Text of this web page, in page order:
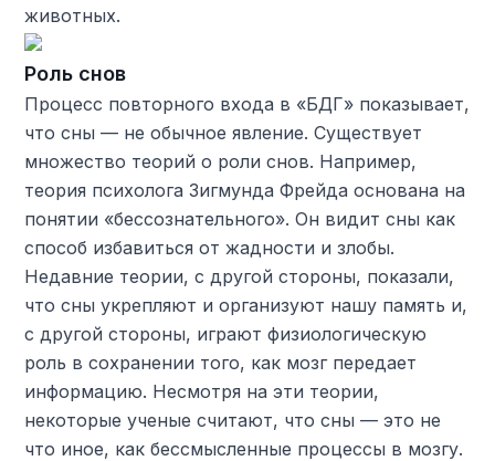
животных.
Роль снов
Процесс повторного входа в «БДГ» показывает,
что сны — не обычное явление. Существует
множество теорий о роли снов. Например,
теория психолога Зигмунда Фрейда основана на
понятии «бессознательного». Он видит сны как
способ избавиться от жадности и злобы.
Недавние теории, с другой стороны, показали,
что сны укрепляют и организуют нашу память и,
с другой стороны, играют физиологическую
роль в сохранении того, как мозг передает
информацию. Несмотря на эти теории,
некоторые ученые считают, что сны — это не
что иное, как бессмысленные процессы в мозгу.